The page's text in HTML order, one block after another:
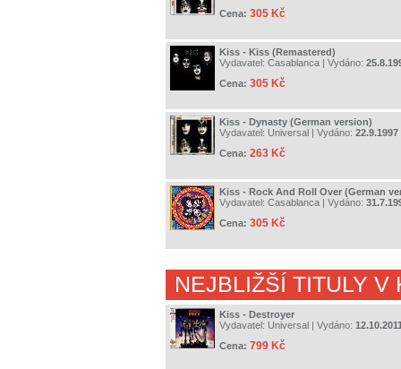
Cena: 305 Kč
Kiss - Kiss (Remastered)
Vydavatel: Casablanca | Vydáno:
Cena: 305 Kč
Kiss - Dynasty (German version)
Vydavatel: Universal | Vydáno: 22.9.1997
Cena: 263 Kč
Kiss - Rock And Roll Over (German
Vydavatel: Casablanca | Vydáno:
Cena: 305 Kč
NEJBLIŽŠÍ TITULY V
Kiss - Destroyer
Vydavatel: Universal | Vydáno:
Cena: 799 Kč